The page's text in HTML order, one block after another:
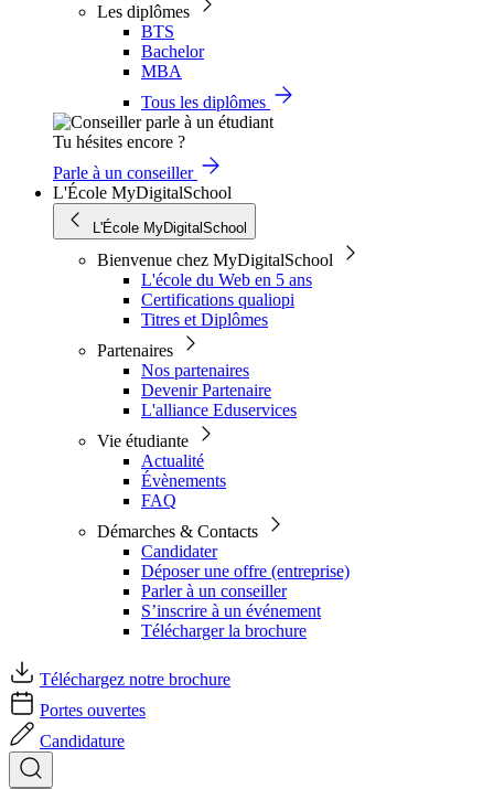
Les diplômes
BTS
Bachelor
MBA
Tous les diplômes
Tu hésites encore ?
Parle à un conseiller
L'École MyDigitalSchool
L'École MyDigitalSchool
Bienvenue chez MyDigitalSchool
L'école du Web en 5 ans
Certifications qualiopi
Titres et Diplômes
Partenaires
Nos partenaires
Devenir Partenaire
L'alliance Eduservices
Vie étudiante
Actualité
Évènements
FAQ
Démarches & Contacts
Candidater
Déposer une offre (entreprise)
Parler à un conseiller
S’inscrire à un événement
Télécharger la brochure
Téléchargez notre brochure
Portes ouvertes
Candidature